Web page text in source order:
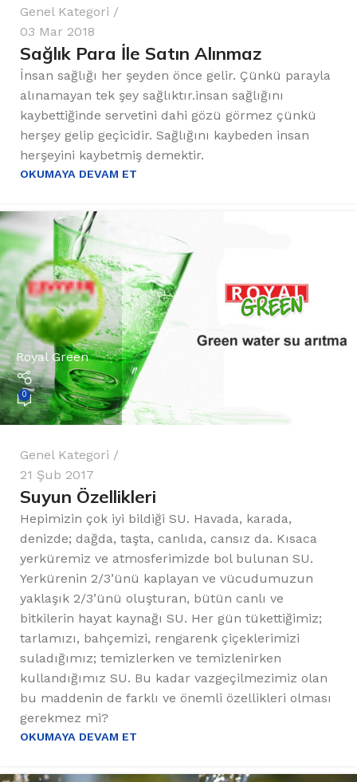
Genel Kategori
03 Mar 2018
Sağlık Para İle Satın Alınmaz
İnsan sağlığı her şeyden önce gelir. Çünkü parayla
alınamayan tek şey sağlıktır.insan sağlığını
kaybettiğinde servetini dahi gözü görmez çünkü
herşey gelip geçicidir. Sağlığını kaybeden insan
herşeyini kaybetmiş demektir.
OKUMAYA DEVAM ET
Royal Green
0
Genel Kategori
21 Şub 2017
Suyun Özellikleri
Hepimizin çok iyi bildiği SU. Havada, karada,
denizde; dağda, taşta, canlıda, cansız da. Kısaca
yerküremiz ve atmosferimizde bol bulunan SU.
Yerkürenin 2/3’ünü kaplayan ve vücudumuzun
yaklaşık 2/3’ünü oluşturan, bütün canlı ve
bitkilerin hayat kaynağı SU. Her gün tükettiğimiz;
tarlamızı, bahçemizi, rengarenk çiçeklerimizi
suladığımız; temizlerken ve temizlenirken
kullandığımız SU. Bu kadar vazgeçilmezimiz olan
bu maddenin de farklı ve önemli özellikleri olması
gerekmez mi?
OKUMAYA DEVAM ET